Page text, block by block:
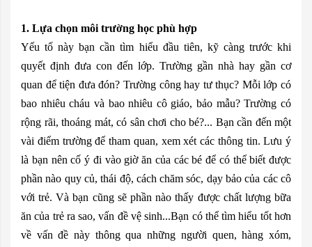
1. Lựa chọn môi trường học phù hợp
Yếu tố này bạn cần tìm hiểu đầu tiên, kỹ càng trước khi
quyết định đưa con đến lớp. Trường gần nhà hay gần cơ
quan để tiện đưa đón? Trường công hay tư thục? Mỗi lớp có
bao nhiêu cháu và bao nhiêu cô giáo, bảo mẫu? Trường có
rộng rãi, thoáng mát, có sân chơi cho bé?... Bạn cần đến một
vài điểm trường để tham quan, xem xét các thông tin. Lưu ý
là bạn nên cố ý đi vào giờ ăn của các bé để có thể biết được
phần nào quy củ, thái độ, cách chăm sóc, dạy bảo của các cô
với trẻ. Và bạn cũng sẽ phần nào thấy được chất lượng bữa
ăn của trẻ ra sao, vấn đề vệ sinh...Bạn có thể tìm hiểu tốt hơn
về vấn đề này thông qua những người quen, hàng xóm,